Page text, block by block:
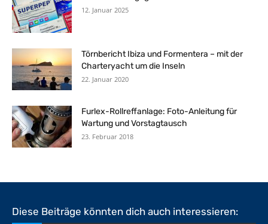
12. Januar 2025
Törnbericht Ibiza und Formentera – mit der
Charteryacht um die Inseln
22. Januar 2020
Furlex-Rollreffanlage: Foto-Anleitung für
Wartung und Vorstagtausch
23. Februar 2018
Diese Beiträge könnten dich auch interessieren: